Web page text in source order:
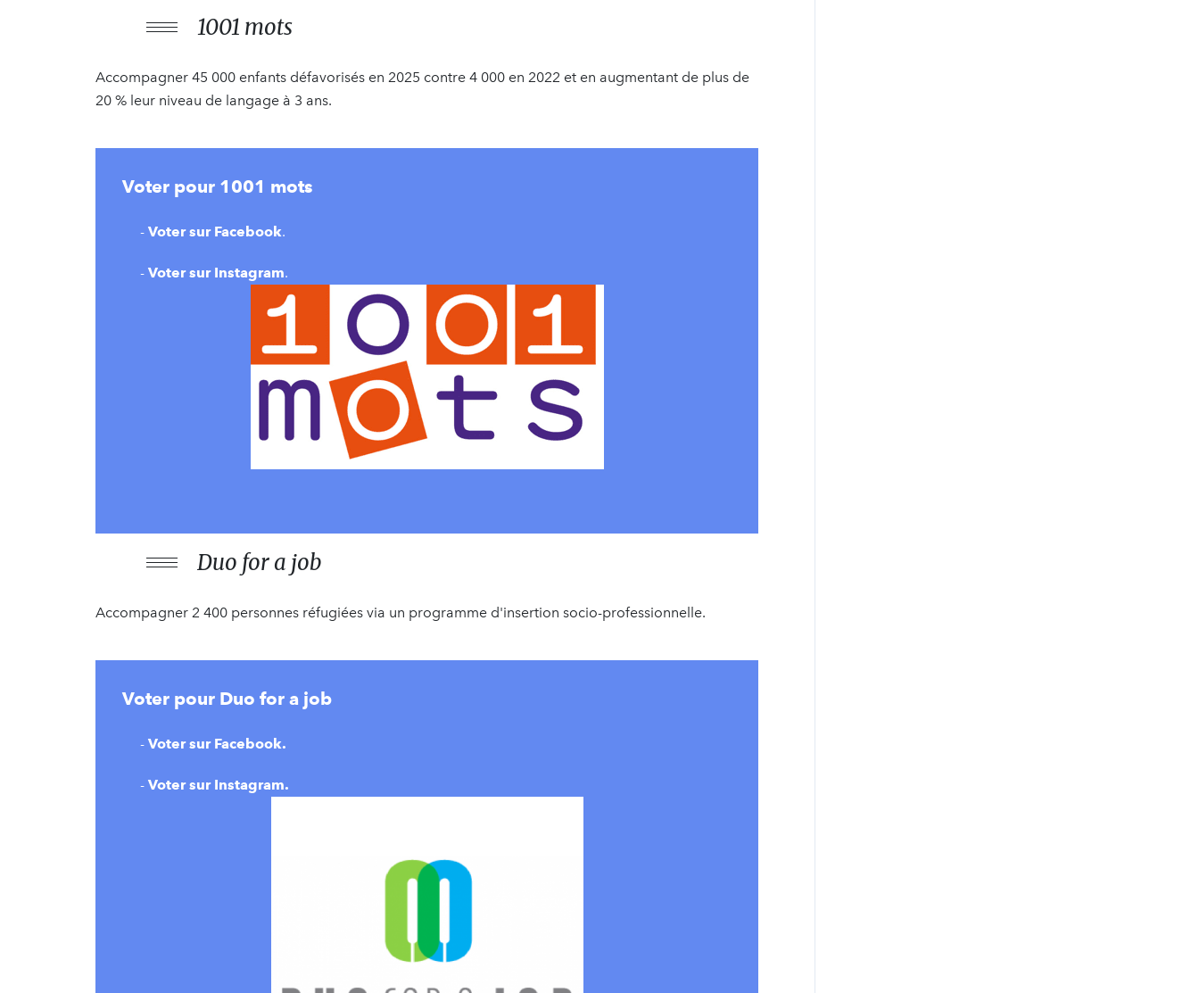
1001 mots
Accompagner 45 000 enfants défavorisés en 2025 contre 4 000 en 2022 et en augmentant de plus de
20 % leur niveau de langage à 3 ans.
Voter pour 1001 mots
- Voter sur Facebook.
- Voter sur Instagram.
Duo for a job
Accompagner 2 400 personnes réfugiées via un programme d'insertion socio-professionnelle.
Voter pour Duo for a job
- Voter sur Facebook.
- Voter sur Instagram.